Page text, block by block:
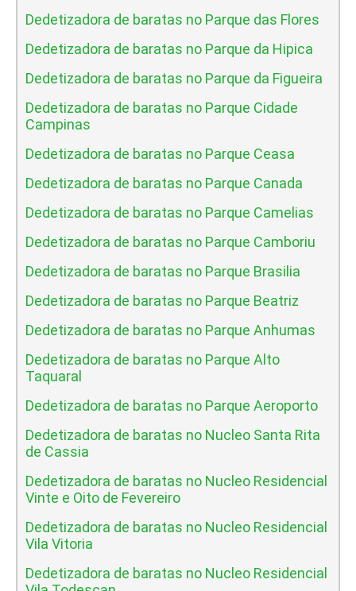
Dedetizadora de baratas no Parque das Flores
Dedetizadora de baratas no Parque da Hipica
Dedetizadora de baratas no Parque da Figueira
Dedetizadora de baratas no Parque Cidade
Campinas
Dedetizadora de baratas no Parque Ceasa
Dedetizadora de baratas no Parque Canada
Dedetizadora de baratas no Parque Camelias
Dedetizadora de baratas no Parque Camboriu
Dedetizadora de baratas no Parque Brasilia
Dedetizadora de baratas no Parque Beatriz
Dedetizadora de baratas no Parque Anhumas
Dedetizadora de baratas no Parque Alto
Taquaral
Dedetizadora de baratas no Parque Aeroporto
Dedetizadora de baratas no Nucleo Santa Rita
de Cassia
Dedetizadora de baratas no Nucleo Residencial
Vinte e Oito de Fevereiro
Dedetizadora de baratas no Nucleo Residencial
Vila Vitoria
Dedetizadora de baratas no Nucleo Residencial